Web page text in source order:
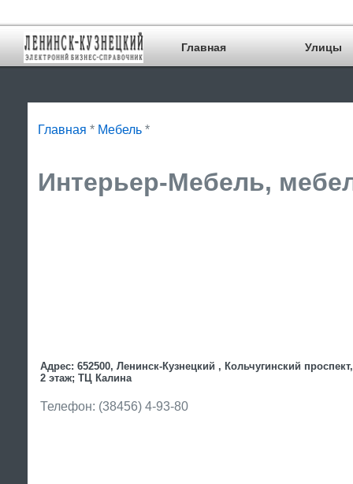
Главная Улицы
Главная * Мебель *
Интерьер-Мебель,
Адрес: 652500, Ленинск-Кузнецкий , Кольчугинский
2 этаж; ТЦ Калина
Телефон: (38456) 4-93-80